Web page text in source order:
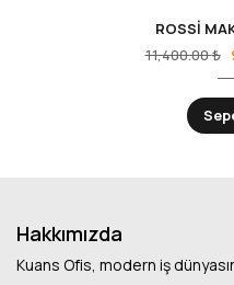
ROSSİ
11,400.00₺
Hakkımızda
Kuans Ofis, modern iş